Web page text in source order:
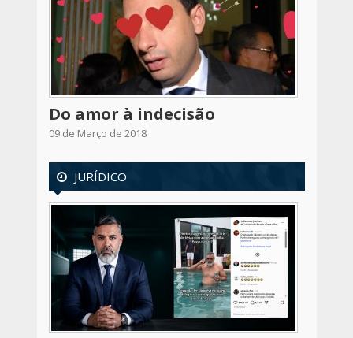
Do amor à indecisão
09 de Março de 2018
JURÍDICO